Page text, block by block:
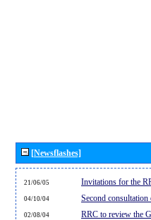
[Newsflashes]
21/06/05 Invitations for the
04/10/04 Second
02/08/04 RRC to review the